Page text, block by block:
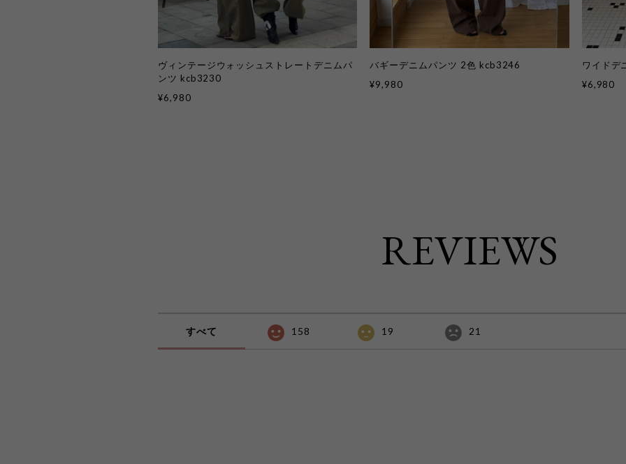
ヴィンテージウォッシュストレートデニムパ
ンツ kcb3230
¥6,980
バギーデニムパンツ 2色 kcb3246
¥9,980
ワイドデ
¥6,980
REVIEWS
すべて 158 19 21